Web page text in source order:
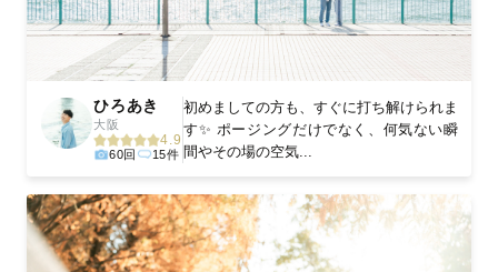
ひろあき
大阪
4.9
60回 15件
初めましての方も、すぐに打ち解けられま
す✨ ポージングだけでなく、何気ない瞬
間やその場の空気...